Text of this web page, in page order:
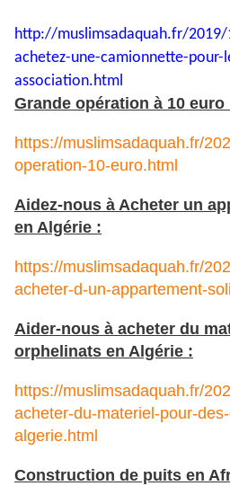
http://muslimsadaquah.fr/2019/
achetez-une-camionnette-pour-
association.html
Grande opération à 10 euro
https://muslimsadaquah.fr/
operation-10-euro.html
Aidez-nous à Acheter un
en Algérie :
https://muslimsadaquah.fr/
acheter-d-un-appartement-
Aider-nous à acheter du
orphelinats en Algérie :
https://muslimsadaquah.fr/
acheter-du-materiel-pour-
algerie.html
Construction de puits en